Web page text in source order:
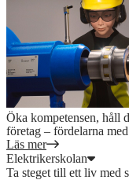
Öka kompetensen, håll
företag – fördelarna
Läs mer
Elektrikerskolan
Ta steget till ett liv med